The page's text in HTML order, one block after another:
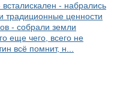
- набрались
традиционные ценности
- собрали земли
еще чего, всего не
всё помнит, н...